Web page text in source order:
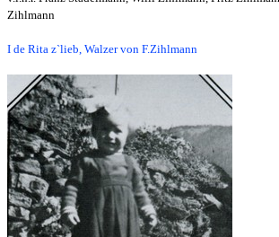
Zihlmann
I de Rita z`lieb, Walzer von F.Zihlmann